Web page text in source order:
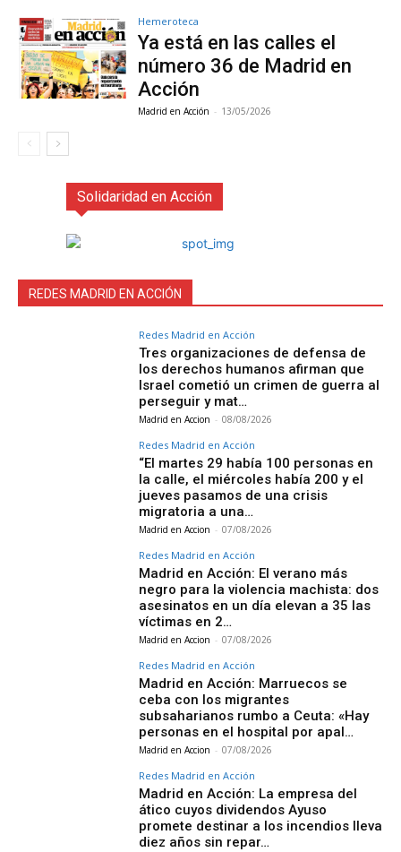
Hemeroteca
Ya está en las calles el
número 36 de Madrid en
Acción
Madrid en Acción - 13/05/2026
Solidaridad en Acción
REDES MADRID EN ACCIÓN
Redes Madrid en Acción
Tres organizaciones de defensa de
los derechos humanos afirman que
Israel cometió un crimen de guerra al
perseguir y mat…
Madrid en Accion - 08/08/2026
Redes Madrid en Acción
“El martes 29 había 100 personas en
la calle, el miércoles había 200 y el
jueves pasamos de una crisis
migratoria a una…
Madrid en Accion - 07/08/2026
Redes Madrid en Acción
Madrid en Acción: El verano más
negro para la violencia machista: dos
asesinatos en un día elevan a 35 las
víctimas en 2…
Madrid en Accion - 07/08/2026
Redes Madrid en Acción
Madrid en Acción: Marruecos se
ceba con los migrantes
subsaharianos rumbo a Ceuta: «Hay
personas en el hospital por apal…
Madrid en Accion - 07/08/2026
Redes Madrid en Acción
Madrid en Acción: La empresa del
ático cuyos dividendos Ayuso
promete destinar a los incendios lleva
diez años sin repar…